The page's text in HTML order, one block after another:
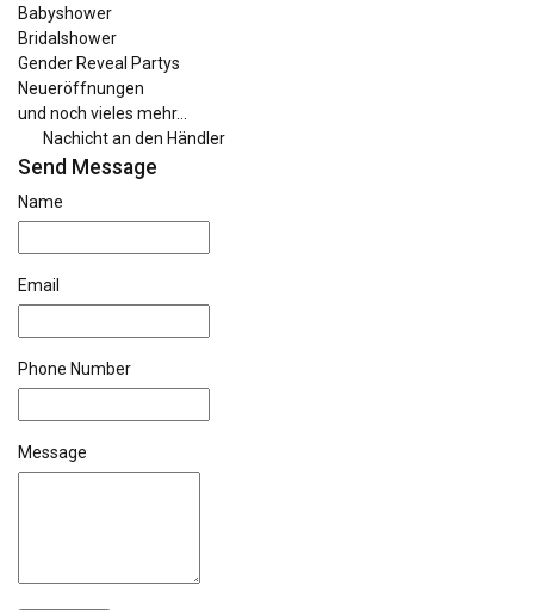
Babyshower
Bridalshower
Gender Reveal Partys
Neueröffnungen
und noch vieles mehr...
Nachicht an den Händler
Send Message
Name
Email
Phone Number
Message